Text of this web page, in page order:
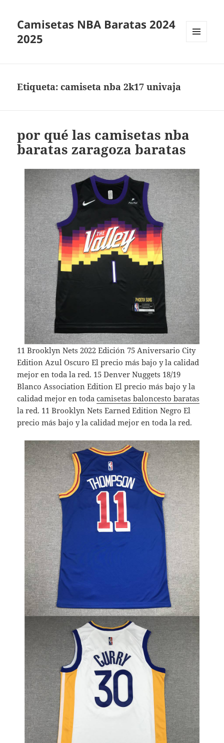
Camisetas NBA Baratas 2024
2025
Etiqueta:camiseta nba 2k17 univaja
por qué las camisetas nba
baratas zaragoza baratas
11 Brooklyn Nets 2022 Edición 75 Aniversario City
Edition Azul Oscuro El precio más bajo y la calidad
mejor en toda la red. 15 Denver Nuggets 18/19
Blanco Association Edition El precio más bajo y la
calidad mejor en todacamisetas baloncesto baratas
la red. 11 Brooklyn Nets Earned Edition Negro El
precio más bajo y la calidad mejor en toda la red.